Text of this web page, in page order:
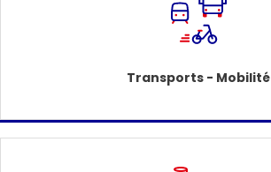
Transports - Mobilité